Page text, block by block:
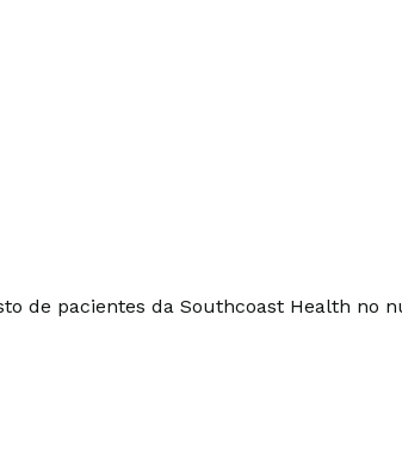
de pacientes da Southcoast Health no